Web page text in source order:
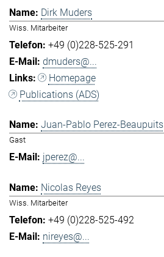
Dirk Muders
Wiss. Mitarbeiter
+49 (0)228-525-291
dmuders@...
Homepage
Publications (ADS)
Juan-Pablo Perez-Beaupuits
Gast
jperez@...
Nicolas Reyes
Wiss. Mitarbeiter
+49 (0)228-525-492
nireyes@...